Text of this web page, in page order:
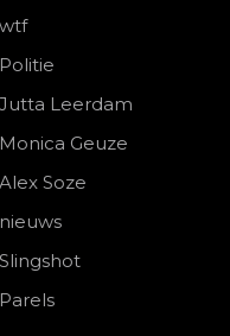
wtf
Politie
Jutta Leerdam
Monica Geuze
Alex Soze
nieuws
Slingshot
Parels